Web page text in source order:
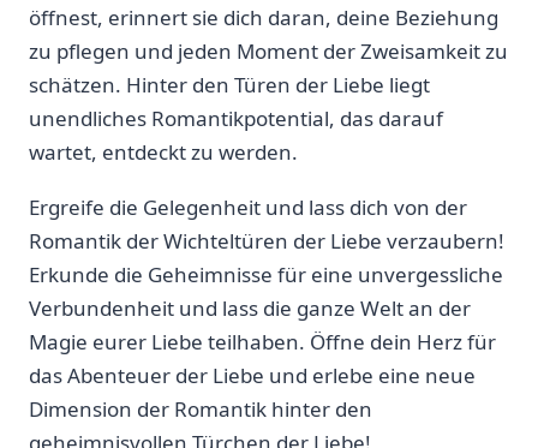
öffnest, erinnert ‍sie dich daran, deine Beziehung
zu pflegen und jeden Moment⁢ der‌ Zweisamkeit zu
schätzen. Hinter‌ den Türen der Liebe liegt
unendliches⁣ Romantikpotential,‌ das‍ darauf
⁣wartet, entdeckt zu werden.
Ergreife die Gelegenheit und lass dich von‌ der
Romantik der Wichteltüren der Liebe verzaubern!
Erkunde die⁢ Geheimnisse‍ für eine ⁣unvergessliche
Verbundenheit und ‌lass die ganze Welt an der
Magie eurer Liebe teilhaben. Öffne dein Herz für
das Abenteuer der ⁢Liebe und erlebe eine neue
Dimension ‌der Romantik hinter ‍den